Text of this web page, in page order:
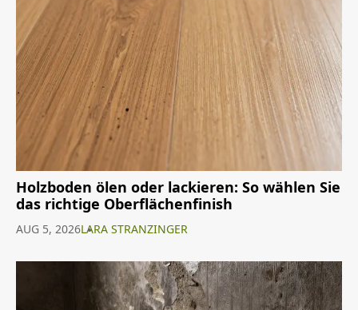
Holzboden ölen oder lackieren: So wählen Sie
das richtige Oberflächenfinish
AUG 5, 2026LARA STRANZINGER